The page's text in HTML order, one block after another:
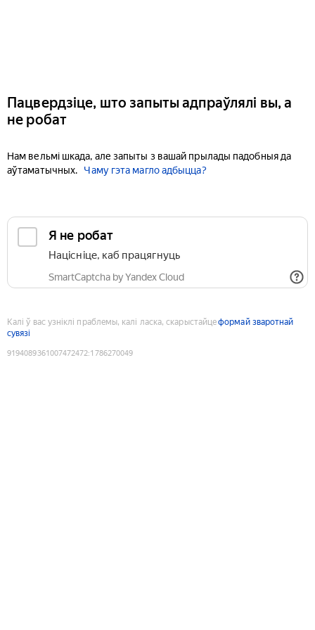
Пацвердзіце, што запыты адпраўлялі вы, а
не робат
Нам вельмі шкада, але запыты з вашай прылады падобныя да
аўтаматычных.
Чаму гэта магло адбыцца?
Я не робат
Націсніце, каб працягнуць
SmartCaptcha by Yandex Cloud
Калі ў вас узніклі праблемы, калі ласка, скарыстайцеформай зваротнай
сувязі
9194089361007472472:1786270049